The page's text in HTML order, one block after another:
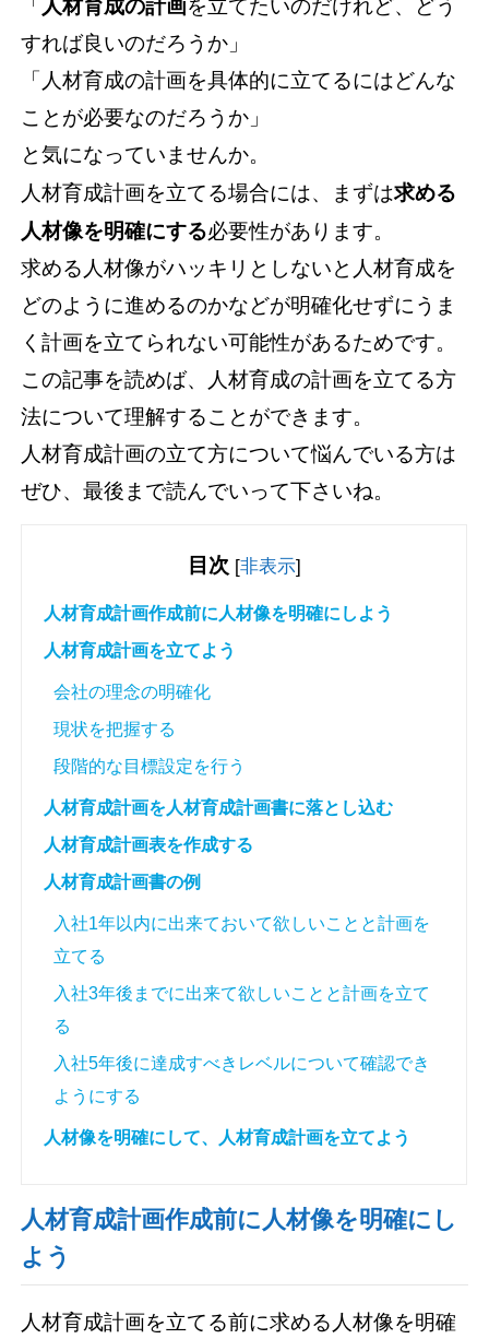
「 人材育成の計画を立てたいのだけれど、どう
すれば良いのだろうか」
「人材育成の計画を具体的に立てるにはどんな
ことが必要なのだろうか」
と気になっていませんか。
人材育成計画を立てる場合には、まずは求める
人材像を明確にする必要性があります。
求める人材像がハッキリとしないと人材育成を
どのように進めるのかなどが明確化せずにうま
く計画を立てられない可能性があるためです。
この記事を読めば、人材育成の計画を立てる方
法について理解することができます。
人材育成計画の立て方について悩んでいる方は
ぜひ、最後まで読んでいって下さいね。
目次 [非表示]
人材育成計画作成前に人材像を明確にしよう
人材育成計画を立てよう
会社の理念の明確化
現状を把握する
段階的な目標設定を行う
人材育成計画を人材育成計画書に落とし込む
人材育成計画表を作成する
人材育成計画書の例
入社1年以内に出来ておいて欲しいことと計画を
立てる
入社3年後までに出来て欲しいことと計画を立て
る
入社5年後に達成すべきレベルについて確認でき
ようにする
人材像を明確にして、人材育成計画を立てよう
人材育成計画作成前に人材像を明確にし
よう
人材育成計画を立てる前に求める人材像を明確